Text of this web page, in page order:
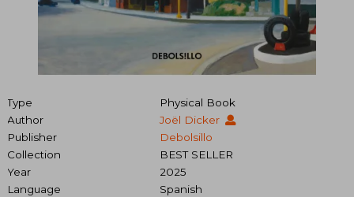
Type
Physical Book
Author
Joël Dicker
Publisher
Debolsillo
Collection
BEST SELLER
Year
2025
Language
Spanish